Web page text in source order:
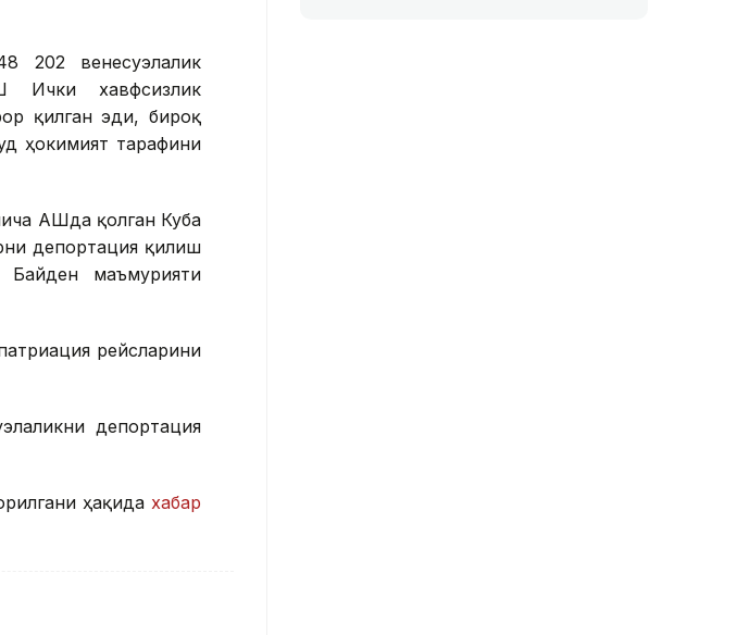
202 венесуэлалик
Ички хавфсизлик
қилган эди, бироқ
ҳокимият тарафини
АҚШда қолган Куба
депортация қилиш
маъмурияти
рейсларини
депортация
ҳақида хабар